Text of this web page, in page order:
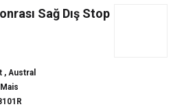
Sağ Dış Stop
, Austral